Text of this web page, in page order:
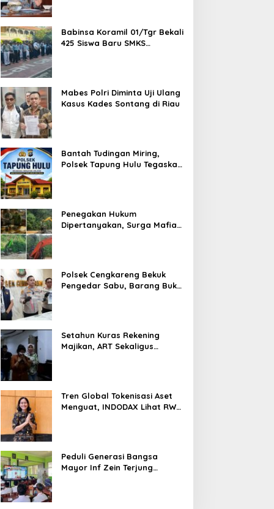
Babinsa Koramil 01/Tgr Bekali
425 Siswa Baru SMKS
Mabes Polri Diminta Uji Ulang
Kasus Kades Sontang di Riau
Bantah Tudingan Miring,
Polsek Tapung Hulu Tegaskan
Penegakan Hukum
Dipertanyakan, Surga Mafia
Rusak
Polsek Cengkareng Bekuk
Pengedar Sabu, Barang Bukti
Setahun Kuras Rekening
Majikan, ART Sekaligus
Tren Global Tokenisasi Aset
Menguat, INDODAX Lihat RWA
Peduli Generasi Bangsa
Mayor Inf Zein Terjung